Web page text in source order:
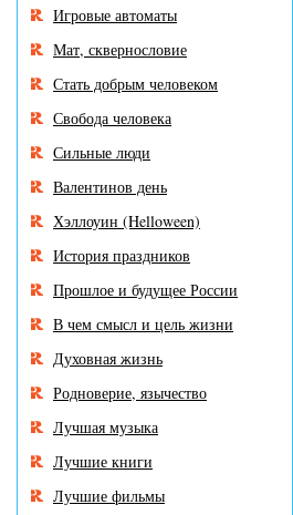
Игровые автоматы
Мат, сквернословие
Стать добрым человеком
Свобода человека
Сильные люди
Валентинов день
Хэллоуин (Helloween)
История праздников
Прошлое и будущее России
В чем смысл и цель жизни
Духовная жизнь
Родноверие, язычество
Лучшая музыка
Лучшие книги
Лучшие фильмы